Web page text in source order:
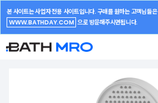
본 사이트는 사업자 전용 사이트입니다. 구매를 원하는 고객님들은
WWW.BATHDAY.COM 으로 방문해주시면됩니다.